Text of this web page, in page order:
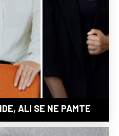
ALI SE NE PAMTE